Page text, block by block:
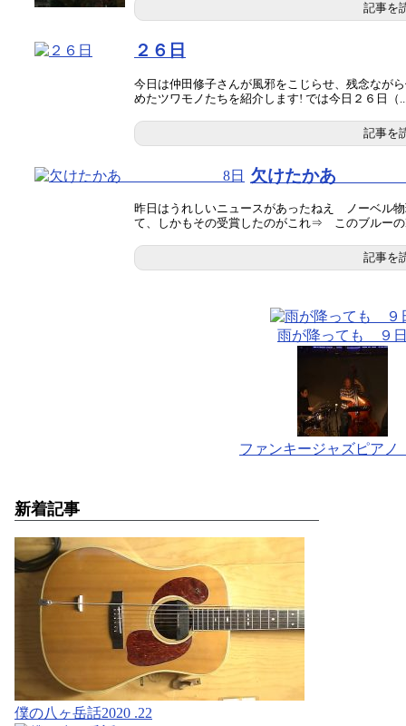
記事を
２６日
今日は仲田修子さんが風邪をこじらせ、残念なが
めたツワモノたちを紹介します! では今日２６日（
記事を
欠けたか
昨日はうれしいニュースがあったねえ ノーベル
て、しかもその受賞したのがこれ⇒ このブルーの
記事を
雨が降っても ９
ファンキージャズピアノ
新着記事
僕の八ヶ岳話2020 .22